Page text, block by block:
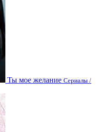
Ты мое желание Сериалы /